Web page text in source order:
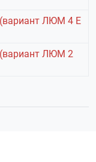
ЛЮМ 4 Е
ЛЮМ 2